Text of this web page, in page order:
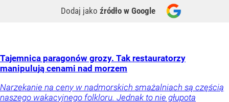
Dodaj jako źródło w Google
Tajemnica paragonów grozy. Tak restauratorzy
manipulują cenami nad morzem
Narzekanie na ceny w nadmorskich smażalniach są częścią
naszego wakacyjnego folkloru. Jednak to nie głupota